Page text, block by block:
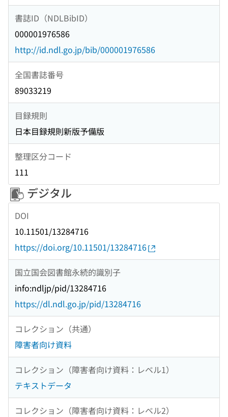
書誌ID（NDLBibID）
000001976586
http://id.ndl.go.jp/bib/000001976586
全国書誌番号
89033219
目録規則
日本目録規則新版予備版
整理区分コード
111
デジタル
DOI
10.11501/13284716
https://doi.org/10.11501/13284716
国立国会図書館永続的識別子
info:ndljp/pid/13284716
https://dl.ndl.go.jp/pid/13284716
コレクション（共通）
障害者向け資料
コレクション（障害者向け資料：レベル1）
テキストデータ
コレクション（障害者向け資料：レベル2）